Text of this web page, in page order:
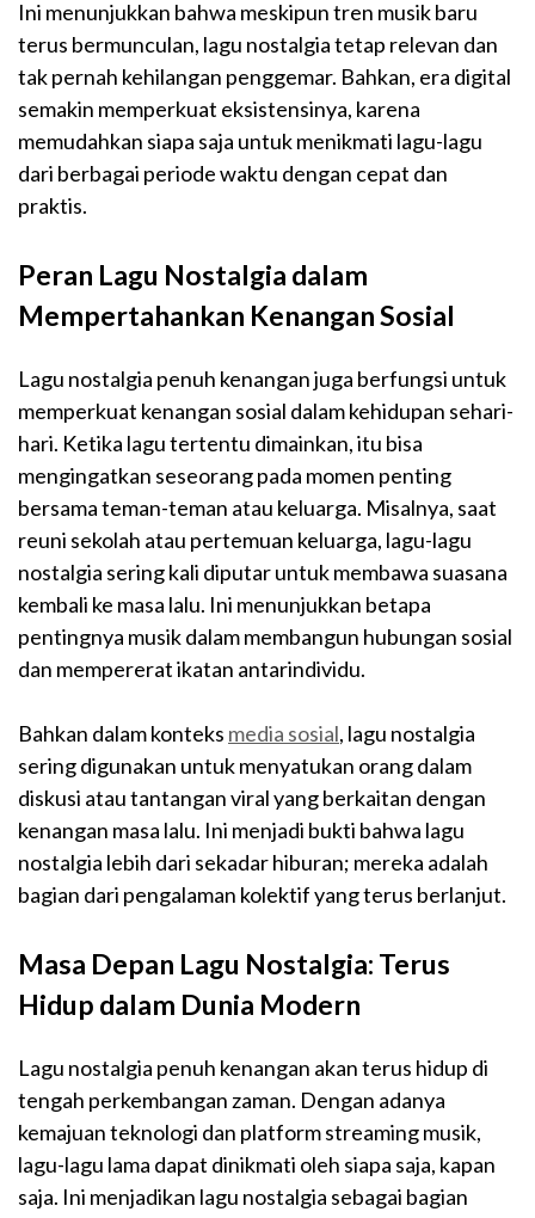
Ini menunjukkan bahwa meskipun tren musik baru
terus bermunculan, lagu nostalgia tetap relevan dan
tak pernah kehilangan penggemar. Bahkan, era digital
semakin memperkuat eksistensinya, karena
memudahkan siapa saja untuk menikmati lagu-lagu
dari berbagai periode waktu dengan cepat dan
praktis.
Peran Lagu Nostalgia dalam
Mempertahankan Kenangan Sosial
Lagu nostalgia penuh kenangan juga berfungsi untuk
memperkuat kenangan sosial dalam kehidupan sehari-
hari. Ketika lagu tertentu dimainkan, itu bisa
mengingatkan seseorang pada momen penting
bersama teman-teman atau keluarga. Misalnya, saat
reuni sekolah atau pertemuan keluarga, lagu-lagu
nostalgia sering kali diputar untuk membawa suasana
kembali ke masa lalu. Ini menunjukkan betapa
pentingnya musik dalam membangun hubungan sosial
dan mempererat ikatan antarindividu.
Bahkan dalam konteks media sosial, lagu nostalgia
sering digunakan untuk menyatukan orang dalam
diskusi atau tantangan viral yang berkaitan dengan
kenangan masa lalu. Ini menjadi bukti bahwa lagu
nostalgia lebih dari sekadar hiburan; mereka adalah
bagian dari pengalaman kolektif yang terus berlanjut.
Masa Depan Lagu Nostalgia: Terus
Hidup dalam Dunia Modern
Lagu nostalgia penuh kenangan akan terus hidup di
tengah perkembangan zaman. Dengan adanya
kemajuan teknologi dan platform streaming musik,
lagu-lagu lama dapat dinikmati oleh siapa saja, kapan
saja. Ini menjadikan lagu nostalgia sebagai bagian